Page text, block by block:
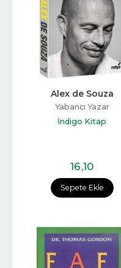
Sepete Ekle
Alex de Souza
Yabancı Yazar
İndigo Kitap
16,10